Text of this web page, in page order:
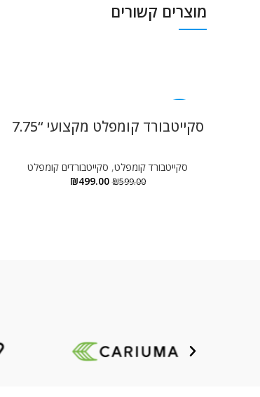
מוצרים קשורים
סקייטבורד קומפלט מקצועי “7.75
סקייטבורד קומפלט, סקייטבורדים קומפלט
₪599.00
₪499.00